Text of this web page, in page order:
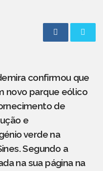
confirmou que
novo parque eólico
de
e
verde na
Segundo a
na sua página na